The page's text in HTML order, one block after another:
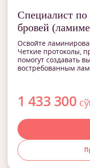
Специалист
бровей
Освойте
Четкие протоколы,
помогут создавать
востребованным
1 433 300